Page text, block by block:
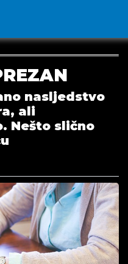
nasljedstvo
ali
Nešto slično